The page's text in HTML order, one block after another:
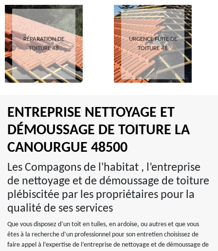
RÉPARATION DE
TOITURE 48
URGENCE FUITE DE
TOITURE 48
ENTREPRISE NETTOYAGE ET
DÉMOUSSAGE DE TOITURE LA
CANOURGUE 48500
Les Compagons de l'habitat , l’entreprise
de nettoyage et de démoussage de toiture
plébiscitée par les propriétaires pour la
qualité de ses services
Que vous disposez d’un toit en tuiles, en ardoise, ou autres et que vous
êtes à la recherche d’un professionnel pour son entretien choisissez de
faire appel à l’expertise de l’entreprise de nettoyage et de démoussage de